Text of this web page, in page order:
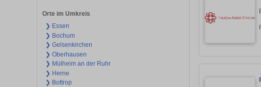
Orte im Umkreis
❯ Essen
❯ Bochum
❯ Gelsenkirchen
❯ Oberhausen
❯ Mülheim an der Ruhr
❯ Herne
❯ Bottrop